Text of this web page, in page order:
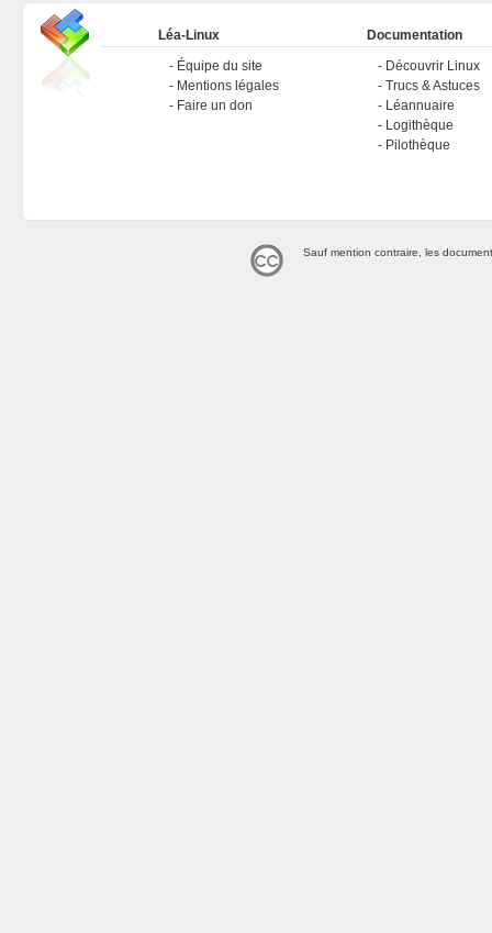
Léa-Linux
Équipe du site
Mentions légales
Faire un don
Documentation
Découvrir Linux
Trucs & Astuces
Léannuaire
Logithèque
Pilothèque
Sauf mention contraire, les